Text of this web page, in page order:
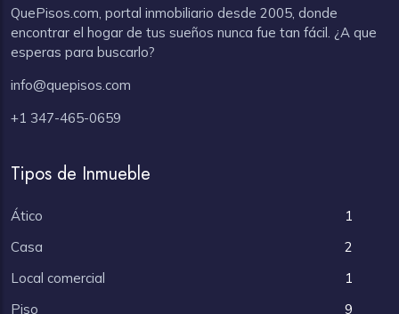
QuePisos.com, portal inmobiliario desde 2005, donde
encontrar el hogar de tus sueños nunca fue tan fácil. ¿A que
esperas para buscarlo?
info@quepisos.com
+1 347-465-0659
Tipos de Inmueble
Ático
1
Casa
2
Local comercial
1
Piso
9